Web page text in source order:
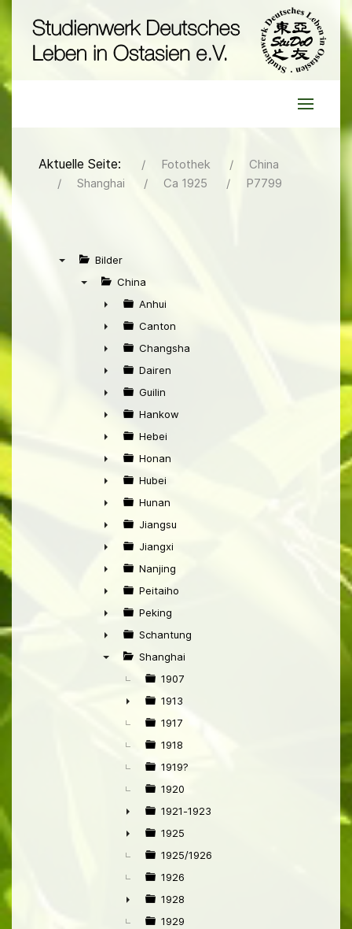
Aktuelle Seite: Fotothek
China
Shanghai
Ca 1925 P7799
Bilder
China
►
Anhui
►
Canton
►
Changsha
►
Dairen
►
Guilin
►
Hankow
►
Hebei
►
Honan
►
Hubei
►
Hunan
►
Jiangsu
►
Jiangxi
►
Nanjing
►
Peitaiho
►
Peking
►
Schantung
Shanghai
1907
►
1913
1917
1918
1919?
1920
►
1921-1923
►
1925
1925/1926
1926
►
1928
1929